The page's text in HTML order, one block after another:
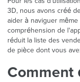
3D, nous avons créé
aider à naviguer
compréhension de
réduit la liste des
de pièce dont vous
Comment